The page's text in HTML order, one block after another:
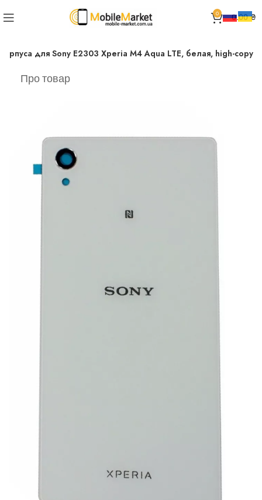
0 0.00₴
для Sony E2303 Xperia M4 Aqua LTE, белая, high-copy
Про товар